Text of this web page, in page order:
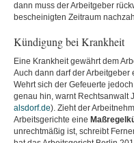
dann muss der Arbeitgeber
bescheinigten Zeitraum
Kündigung bei Krankheit
Eine Krankheit gewährt dem
Auch dann darf der
Wehrt sich der Gefeuerte
genau hin, warnt Rechtsanwalt
alsdorf.de). Zieht der
Arbeitsgerichte eine
unrechtmäßig ist, schreibt